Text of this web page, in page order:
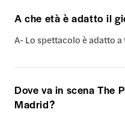
A che età è adatto il
A- Lo spettacolo è adatto
Dove va in scena The
Madrid?